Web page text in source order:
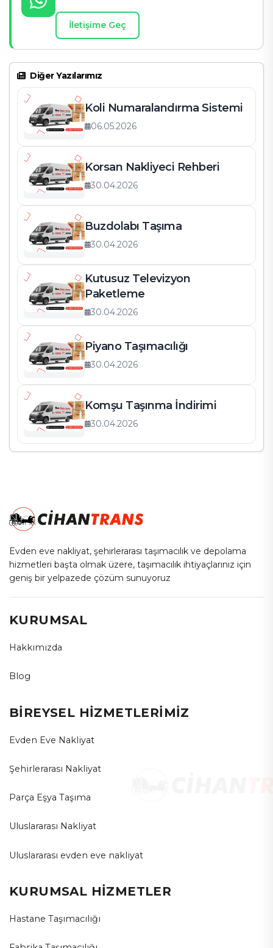
İletişime Geç
Diğer Yazılarımız
Koli Numaralandırma Sistemi
06.05.2026
Korsan Nakliyeci Rehberi
30.04.2026
Buzdolabı Taşıma
30.04.2026
Kutusuz Televizyon
Paketleme
30.04.2026
Piyano Taşımacılığı
30.04.2026
Komşu Taşınma İndirimi
30.04.2026
Evden eve nakliyat, şehirlerarası taşımacılık ve depolama
hizmetleri başta olmak üzere, taşımacılık ihtiyaçlarınız için
geniş bir yelpazede çözüm sunuyoruz
KURUMSAL
Hakkımızda
Blog
BİREYSEL HİZMETLERİMİZ
Evden Eve Nakliyat
Şehirlerarası Nakliyat
Parça Eşya Taşıma
Uluslararası Nakliyat
Uluslararası evden eve nakliyat
KURUMSAL HİZMETLER
Hastane Taşımacılığı